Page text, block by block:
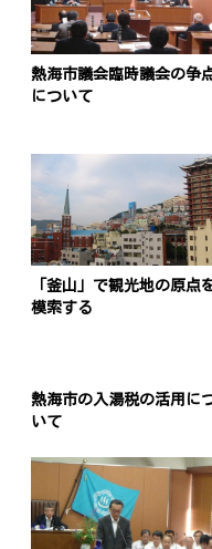
熱海市議会臨時議会の争
について
「釜山」で観光地の原点
模索する
熱海市の入湯税の活用に
いて